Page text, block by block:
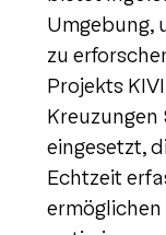
Umgebung,
zu
Projekts
Kreuzungen
eingesetzt,
Echtzeit
ermöglichen